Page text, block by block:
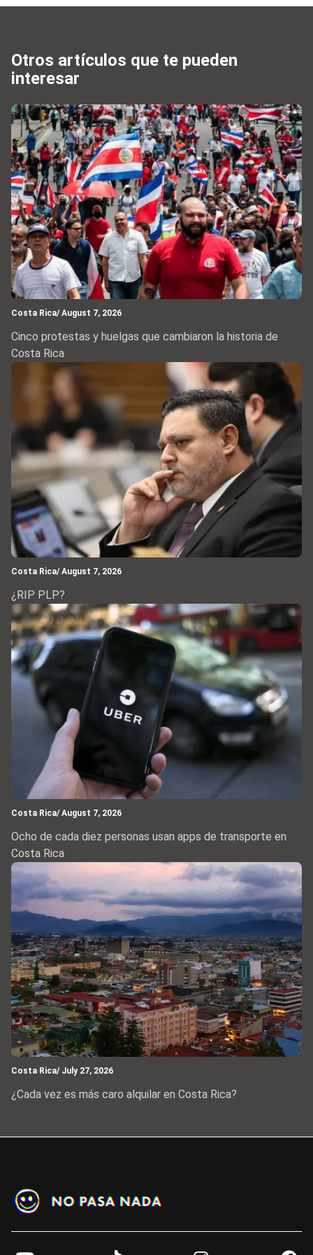
Otros artículos que te pueden
interesar
Costa Rica/ August 7, 2026
Cinco protestas y huelgas que cambiaron la historia de
Costa Rica
Costa Rica/ August 7, 2026
¿RIP PLP?
Costa Rica/ August 7, 2026
Ocho de cada diez personas usan apps de transporte en
Costa Rica
Costa Rica/ July 27, 2026
¿Cada vez es más caro alquilar en Costa Rica?